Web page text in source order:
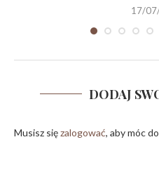
17/
DODAJ
Musisz sięzalogować, aby móc